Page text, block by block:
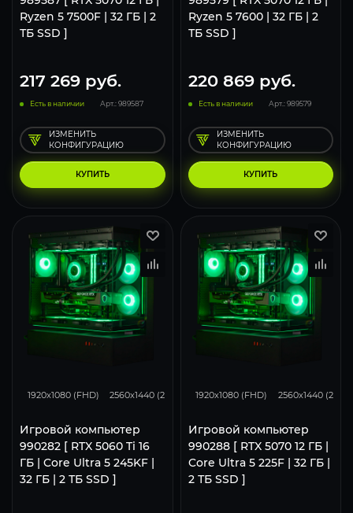
Ryzen 5 7500F | 32 ГБ | 2
ТБ SSD ]
217 269 руб.
Есть в наличии Арт.: 989587
КУПИТЬ
ИЗМЕНИТЬ
КОНФИГУРАЦИЮ
Ryzen 5 7600 | 32 ГБ | 2
ТБ SSD ]
220 869руб.
Есть в наличии Арт.: 989579
КУПИТЬ
ИЗМЕНИТЬ
КОНФИГУРАЦИЮ
1920x1080 (FHD) 2560x1440 (2K) 3840x2160 (4K)
Игровой компьютер
990282 [ RTX 5060 Ti 16
ГБ | Core Ultra 5 245KF |
32 ГБ | 2 ТБ SSD ]
1920x1080 (FHD) 2560x1440 (2K)
Игровой компьютер
990288 [ RTX 5070 12 ГБ |
Core Ultra 5 225F | 32 ГБ |
2 ТБ SSD ]